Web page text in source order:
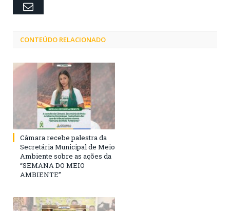
Email
CONTEÚDO RELACIONADO
Câmara recebe palestra da
Secretária Municipal de Meio
Ambiente sobre as ações da
“SEMANA DO MEIO
AMBIENTE”